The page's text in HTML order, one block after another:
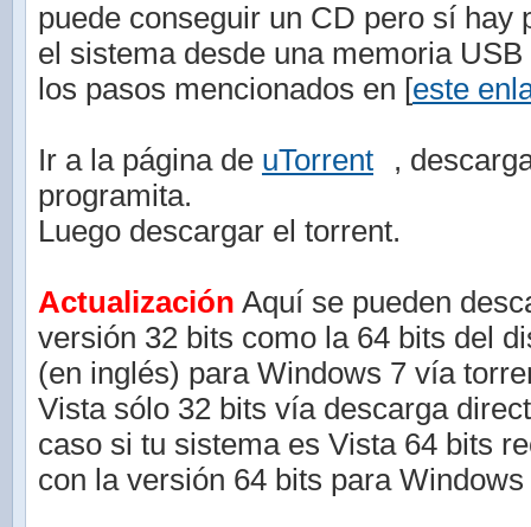
puede conseguir un CD pero sí hay
el sistema desde una memoria
los pasos mencionados en [este
Ir a la página de uTorrent
,
programita.
Luego descargar el torrent.
Actualización Aquí se pueden
versión 32 bits como la 64 bits del
(en inglés) para Windows 7 vía
Vista sólo 32 bits vía descarga
caso si tu sistema es Vista 64 bits
con la versión 64 bits para Windows